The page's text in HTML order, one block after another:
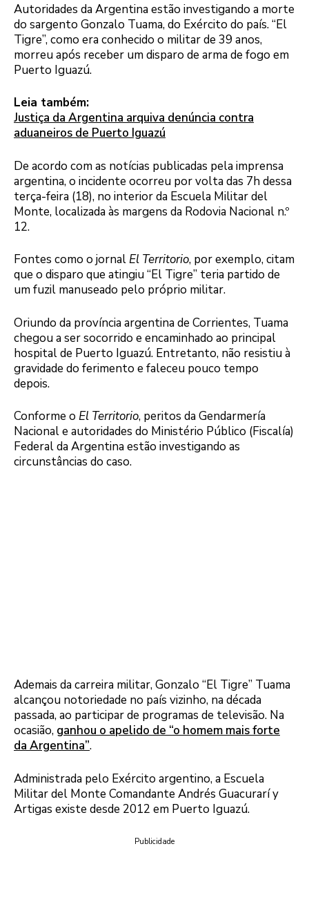
Autoridades da Argentina estão investigando a morte
do sargento Gonzalo Tuama, do Exército do país. “El
Tigre”, como era conhecido o militar de 39 anos,
morreu após receber um disparo de arma de fogo em
Puerto Iguazú.
Leia também:
Justiça da Argentina arquiva denúncia contra
aduaneiros de Puerto Iguazú
De acordo com as notícias publicadas pela imprensa
argentina, o incidente ocorreu por volta das 7h dessa
terça-feira (18), no interior da Escuela Militar del
Monte, localizada às margens da Rodovia Nacional n.º
12.
Fontes como o jornalEl Territorio, por exemplo, citam
que o disparo que atingiu “El Tigre” teria partido de
um fuzil manuseado pelo próprio militar.
Oriundo da província argentina de Corrientes, Tuama
chegou a ser socorrido e encaminhado ao principal
hospital de Puerto Iguazú. Entretanto, não resistiu à
gravidade do ferimento e faleceu pouco tempo
depois.
Conforme o El Territorio, peritos da Gendarmería
Nacional e autoridades do Ministério Público (Fiscalía)
Federal da Argentina estão investigando as
circunstâncias do caso.
Ademais da carreira militar, Gonzalo “El Tigre” Tuama
alcançou notoriedade no país vizinho, na década
passada, ao participar de programas de televisão. Na
ocasião, ganhou o apelido de “o homem mais forte
da Argentina”.
Administrada pelo Exército argentino, a Escuela
Militar del Monte Comandante Andrés Guacurarí y
Artigas existe desde 2012 em Puerto Iguazú.
Publicidade